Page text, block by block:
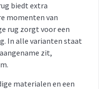
biedt extra
momenten van
rug zorgt voor een
In alle varianten staat
zit,
materialen en een